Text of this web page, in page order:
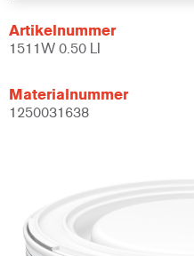
Artikelnummer
1511W 0.50 LI
Materialnummer
1250031638